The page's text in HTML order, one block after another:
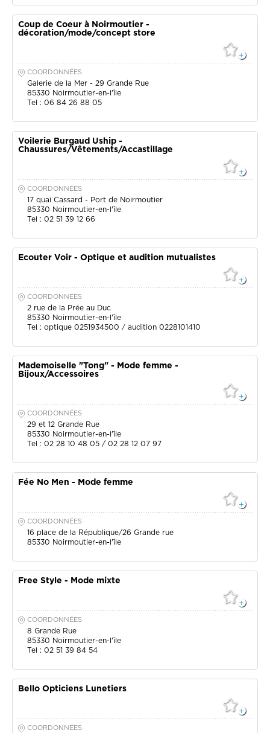
Coup de Coeur à Noirmoutier -
décoration/mode/concept store
COORDONNÉES
Galerie de la Mer - 29 Grande Rue
85330 Noirmoutier-en-l'île
Tel : 06 84 26 88 05
Voilerie Burgaud Uship -
Chaussures/Vêtements/Accastillage
COORDONNÉES
17 quai Cassard - Port de Noirmoutier
85330 Noirmoutier-en-l'île
Tel : 02 51 39 12 66
Ecouter Voir - Optique et audition mutualistes
COORDONNÉES
2 rue de la Prée au Duc
85330 Noirmoutier-en-l'île
Tel : optique 0251934500 / audition 0228101410
Mademoiselle "Tong" - Mode femme -
Bijoux/Accessoires
COORDONNÉES
29 et 12 Grande Rue
85330 Noirmoutier-en-l'île
Tel : 02 28 10 48 05 / 02 28 12 07 97
Fée No Men - Mode femme
COORDONNÉES
16 place de la République/26 Grande rue
85330 Noirmoutier-en-l'île
Free Style - Mode mixte
COORDONNÉES
8 Grande Rue
85330 Noirmoutier-en-l'île
Tel : 02 51 39 84 54
Bello Opticiens Lunetiers
COORDONNÉES